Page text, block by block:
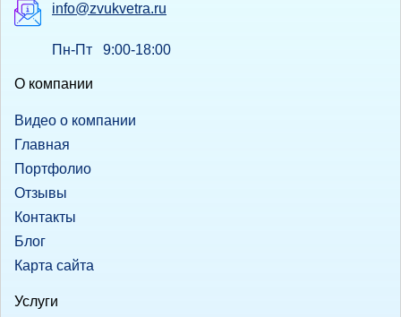
info@zvukvetra.ru
Пн-Пт 9:00-18:00
О компании
Видео о компании
Главная
Портфолио
Отзывы
Контакты
Блог
Карта сайта
Услуги